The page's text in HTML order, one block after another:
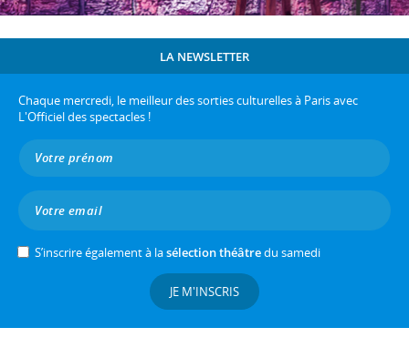
LA NEWSLETTER
Chaque mercredi, le meilleur des sorties culturelles à Paris avec
L'Officiel des spectacles !
S’inscrire également à lasélection théâtredu samedi
JE M'INSCRIS